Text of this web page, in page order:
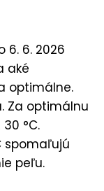
6. 6. 2026
aké
optimálne.
Za optimálnu
°C.
spomaľujú
peľu.